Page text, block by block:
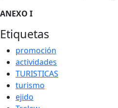
ANEXO I
Etiquetas
promoción
actividades
TURISTICAS
turismo
ejido